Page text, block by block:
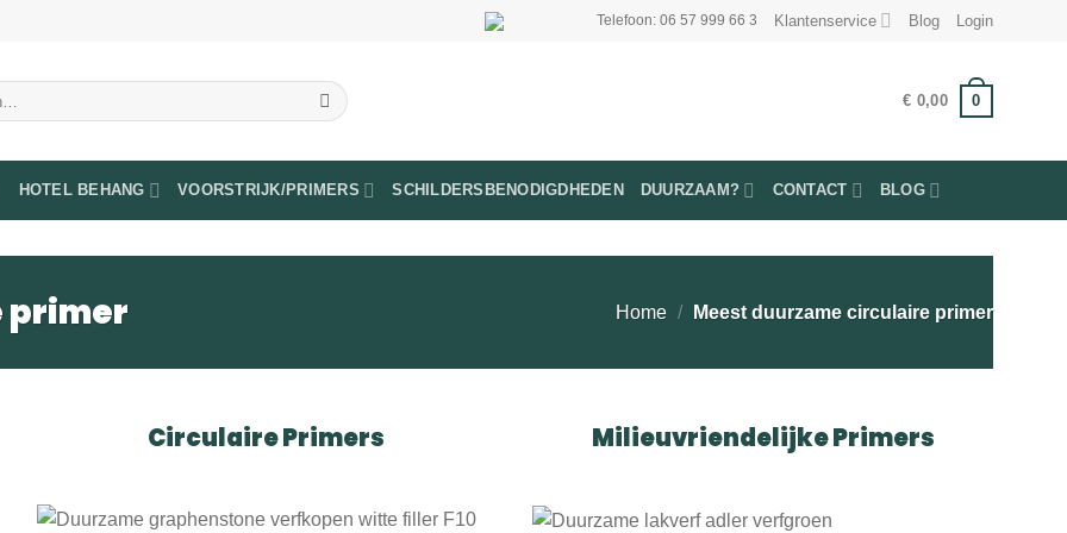
Telefoon: 06 57 999 66 3 Klantenservice Blog Login
€ 0,00 0
HOTEL BEHANG VOORSTRIJK/PRIMERS SCHILDERSBENODIGDHEDEN DUURZAAM? CONTACT BLOG
primer Home / Meest duurzame circulaire primer
Circulaire Primers Milieuvriendelijke Primers